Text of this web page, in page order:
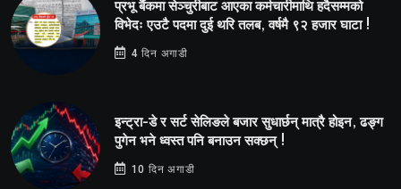
प्रभू बैंकमा सेञ्चुरीबाट आएका कर्मचारीमाथि हदैसम्मको
विभेदः एउटै पदमा दुई थरि तलब, वर्षमै ९२ हजार घाटा !
4 दिन अगाडी
इन्ट्रा-डे र सर्ट सेलिङले बजार सुधार्छन् मात्रै होइन, ढङ्ग
पुगेन भने ध्वस्त पनि बनाउन सक्छन् !
10 दिन अगाडी